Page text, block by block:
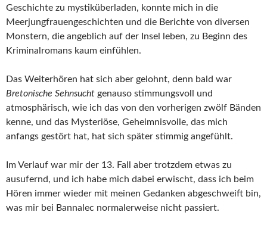
Geschichte zu mystiküberladen, konnte mich in die
Meerjungfrauengeschichten und die Berichte von diversen
Monstern, die angeblich auf der Insel leben, zu Beginn des
Kriminalromans kaum einfühlen.
Das Weiterhören hat sich aber gelohnt, denn bald war
Bretonische Sehnsucht genauso stimmungsvoll und
atmosphärisch, wie ich das von den vorherigen zwölf Bänden
kenne, und das Mysteriöse, Geheimnisvolle, das mich
anfangs gestört hat, hat sich später stimmig angefühlt.
Im Verlauf war mir der 13. Fall aber trotzdem etwas zu
ausufernd, und ich habe mich dabei erwischt, dass ich beim
Hören immer wieder mit meinen Gedanken abgeschweift bin,
was mir bei Bannalec normalerweise nicht passiert.